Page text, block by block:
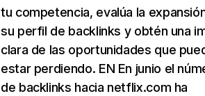
tu competencia, evalúa la
su perfil de backlinks y obtén una
clara de las oportunidades que
estar perdiendo. EN En junio el
de backlinks hacia netflix.com ha